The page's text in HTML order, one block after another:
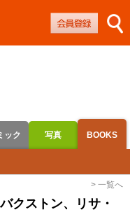
ック 写真 BOOKS
> 一覧へ
クストン、リサ・